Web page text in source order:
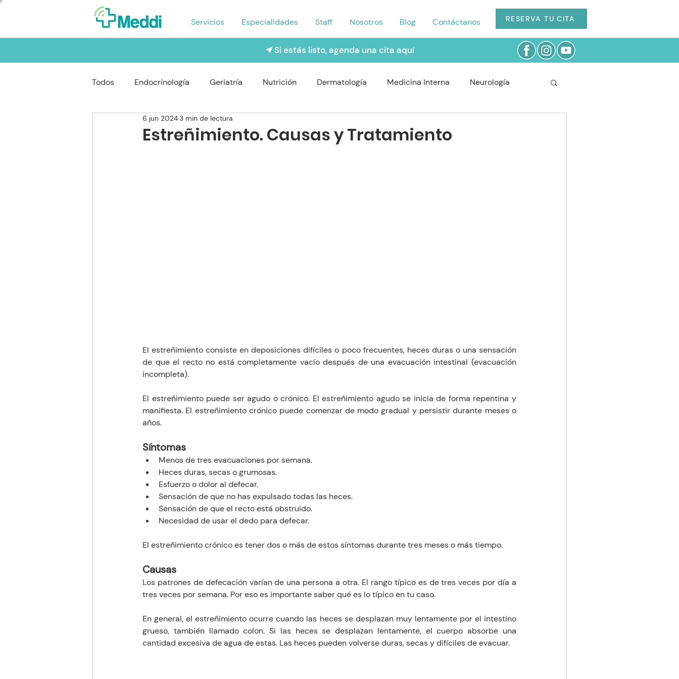
Servicios Especialidades Staff Nosotros Blog Contáctanos RESERVA TU CITA
Si estás listo, agenda una cita aquí
Todos Endocrinología Geriatría Nutrición Dermatología Medicina Interna Neurología
Reumatología Gastroenterología
Estreñimiento. Causas y Tratamiento
6 jun 20243 min de lectura
El estreñimiento consiste en deposiciones difíciles o poco frecuentes, heces duras o una sensación
de que el recto no está completamente vacío después de una evacuación intestinal (evacuación
incompleta).
El estreñimiento puede ser agudo o crónico. El estreñimiento agudo se inicia de forma repentina y
manifiesta. El estreñimiento crónico puede comenzar de modo gradual y persistir durante meses o
años.
Síntomas
Menos de tres evacuaciones por semana.
Heces duras, secas o grumosas.
Esfuerzo o dolor al defecar.
Sensación de que no has expulsado todas las heces.
Sensación de que el recto está obstruido.
Necesidad de usar el dedo para defecar.
El estreñimiento crónico es tener dos o más de estos síntomas durante tres meses o más tiempo.
Causas
Los patrones de defecación varían de una persona a otra. El rango típico es de tres veces por día a
tres veces por semana. Por eso es importante saber qué es lo típico en tu caso.
En general, el estreñimiento ocurre cuando las heces se desplazan muy lentamente por el intestino
grueso, también llamado colon. Si las heces se desplazan lentamente, el cuerpo absorbe una
cantidad excesiva de agua de estas. Las heces pueden volverse duras, secas y difíciles de evacuar.